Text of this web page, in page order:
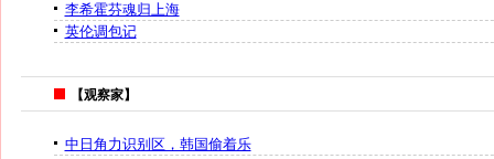
李希霍芬魂归上海
英伦调包记
【观察家】
中日角力识别区，韩国偷着乐